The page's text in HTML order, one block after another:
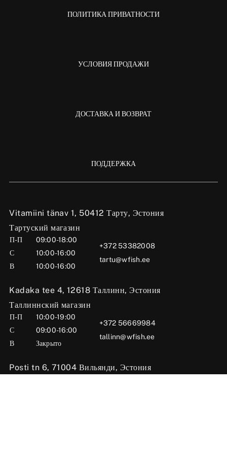
Vitamiini tänav 1, 50412 Тарту, Эстония
Тартуский магазин
П-П
09:00-18:00
С
10:00-16:00
В
10:00-16:00
+372 53382008
tartu@wfish.ee
Kadaka tee 4, 12618 Таллинн, Эстония
Таллиннский магазин
П-П
10:00-19:00
С
09:00-16:00
В
Закрыто
+372 56669984
tallinn@wfish.ee
Posti tn 6, 71004 Вильянди, Эстония
ПОЛИТИКА ПРИВАТНОСТИ
УСЛОВИЯ ПРОДАЖИ
ДОСТАВКА И ВОЗВРАТ
ПОДДЕРЖКА